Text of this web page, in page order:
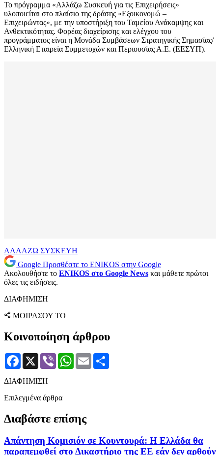
Το πρόγραμμα «Αλλάζω Συσκευή για τις Επιχειρήσεις»
υλοποιείται στο πλαίσιο της δράσης «Εξοικονομώ –
Επιχειρώντας», με την υποστήριξη του Ταμείου Ανάκαμψης και
Ανθεκτικότητας. Φορέας διαχείρισης και ελέγχου του
προγράμματος είναι η Μονάδα Συμβάσεων Στρατηγικής Σημασίας/
Ελληνική Εταιρεία Συμμετοχών και Περιουσίας Α.Ε. (ΕΕΣΥΠ).
ΑΛΛΑΖΩ ΣΥΣΚΕΥΗ
Google Προσθέστε το ENIKOS στην Google
Ακολουθήστε το ENIKOS στο Google News και μάθετε πρώτοι
όλες τις ειδήσεις.
ΔΙΑΦΗΜΙΣΗ
ΜΟΙΡΑΣΟΥ ΤΟ
Κοινοποίηση άρθρου
Facebook
X Viber WhatsApp
Email
ΔΙΑΦΗΜΙΣΗ
Επιλεγμένα άρθρα
Διαβάστε επίσης
Απάντηση Κομισιόν σε Κουντουρά: Η Ελλάδα θα
παραπεμφθεί στο Δικαστήριο της ΕΕ εάν δεν αρθούν